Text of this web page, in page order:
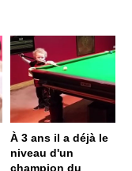
À 3 ans il a déjà le
niveau d'un
champion du